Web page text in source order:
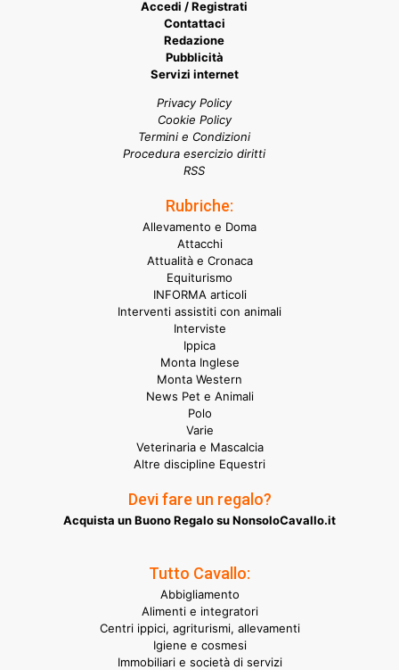
Accedi / Registrati
Contattaci
Redazione
Pubblicità
Servizi internet
Privacy Policy
Cookie Policy
Termini e Condizioni
Procedura esercizio diritti
RSS
Rubriche:
Allevamento e Doma
Attacchi
Attualità e Cronaca
Equiturismo
INFORMA articoli
Interventi assistiti con animali
Interviste
Ippica
Monta Inglese
Monta Western
News Pet e Animali
Polo
Varie
Veterinaria e Mascalcia
Altre discipline Equestri
Devi fare un regalo?
Acquista un Buono Regalo su NonsoloCavallo.it
Tutto Cavallo:
Abbigliamento
Alimenti e integratori
Centri ippici, agriturismi, allevamenti
Igiene e cosmesi
Immobiliari e società di servizi